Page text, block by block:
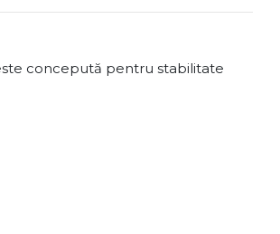
concepută pentru stabilitate